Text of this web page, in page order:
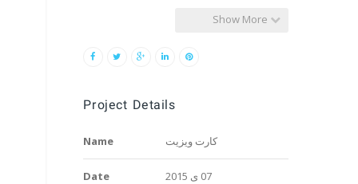
Project Details
Name کارت ویزیت
Date 07 ی 2015